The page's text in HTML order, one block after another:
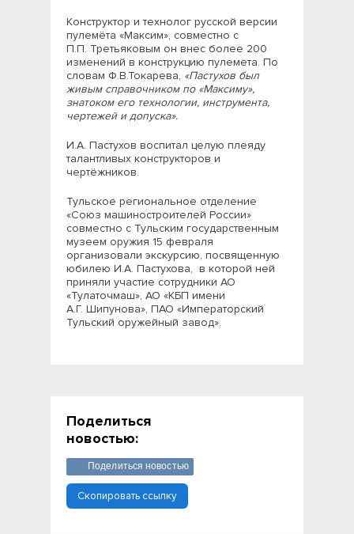
Конструктор и технолог русской версии
пулемёта «Максим», совместно с
П.П. Третьяковым он внес более 200
изменений в конструкцию пулемета. По
словам Ф.В.Токарева, «Пастухов был
живым справочником по «Максиму»,
знатоком его технологии, инструмента,
чертежей и допуска».
И.А. Пастухов воспитал целую плеяду
талантливых конструкторов и
чертёжников.
Тульское региональное отделение
«Союз машиностроителей России»
совместно с Тульским государственным
музеем оружия 15 февраля
организовали экскурсию, посвященную
юбилею И.А. Пастухова, в которой ней
приняли участие сотрудники АО
«Тулаточмаш», АО «КБП имени
А.Г. Шипунова», ПАО «Императорский
Тульский оружейный завод».
Поделиться
новостью:
Поделиться новостью
Скопировать ссылку